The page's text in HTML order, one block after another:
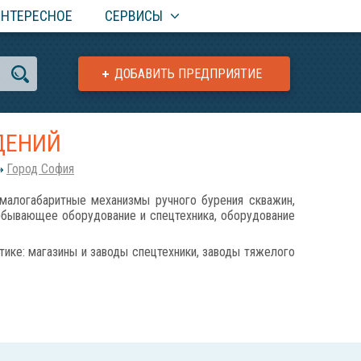
СЕРВИСЫ
ДОБАВИТЬ ПРЕДПРИЯТИЕ
Город София
механизмы ручного бурения скважин,
оборудование и спецтехника, оборудование
магазины и заводы спецтехники, заводы тяжелого